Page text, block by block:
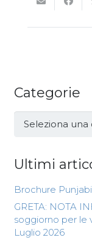
Categorie
Categorie
Ultimi
Brochure Punjabi
GRETA: NOTA
soggiorno per le
Luglio 2026